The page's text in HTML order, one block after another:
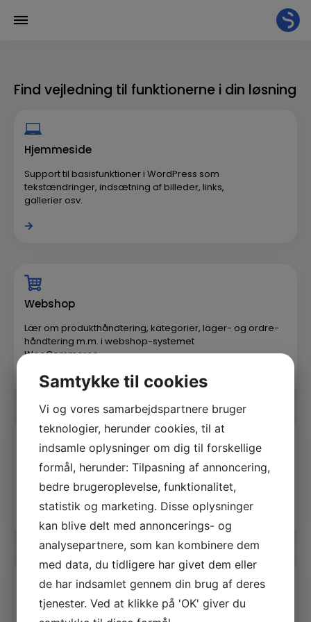
til
Find vejledning til funktionerne i din løsning
Hjemmeside
Support til basisfunktioner i WordPress som
tekstændringer, indsætning af billeder, links,
gallerier osv.
Webshop
Lær om produkthåndtering, kategorier, lager- og ordre-
håndtering m.m. i webshop-systemet
WooCommerce.
Få hjælp til individuel mailopsætning på forskellige
platforme. Både til computer og telefon.
Nyhedsbrev
Samtykke til cookies
Vi og vores samarbejdspartnere bruger
teknologier, herunder cookies, til at
indsamle oplysninger om dig til forskellige
formål, herunder: Tilpasning af annoncering,
bedre brugeroplevelse, funktionalitet,
statistik og marketing. Disse oplysninger
kan blive delt med annoncerings- og
analysepartnere, som kan kombinere dem
med data, du tidligere har givet dem eller
de har indsamlet gennem din brug af deres
tjenester. Ved at klikke på 'OK' giver du